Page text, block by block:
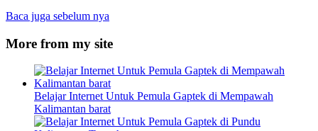
Baca juga sebelum nya
More from my site
Belajar Internet Untuk Pemula Gaptek di Mempawah
Kalimantan barat